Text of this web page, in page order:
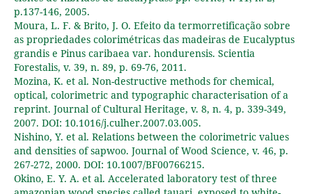
p.137-146, 2005.
Moura, L. F. & Brito, J. O. Efeito da termorretificação sobre
as propriedades colorimétricas das madeiras de Eucalyptus
grandis e Pinus caribaea var. hondurensis. Scientia
Forestalis, v. 39, n. 89, p. 69-76, 2011.
Mozina, K. et al. Non-destructive methods for chemical,
optical, colorimetric and typographic characterisation of a
reprint. Journal of Cultural Heritage, v. 8, n. 4, p. 339-349,
2007. DOI: 10.1016/j.culher.2007.03.005.
Nishino, Y. et al. Relations between the colorimetric values
and densities of sapwoo. Journal of Wood Science, v. 46, p.
267-272, 2000. DOI: 10.1007/BF00766215.
Okino, E. Y. A. et al. Accelerated laboratory test of three